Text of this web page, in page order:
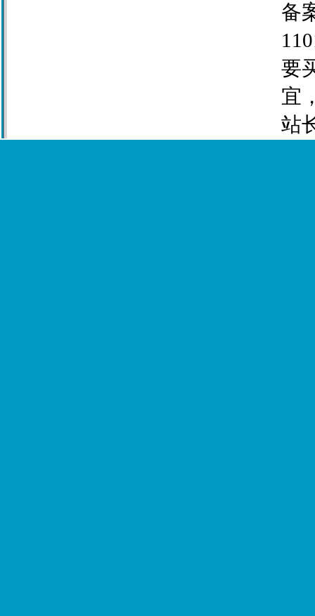
备
要
宜
站